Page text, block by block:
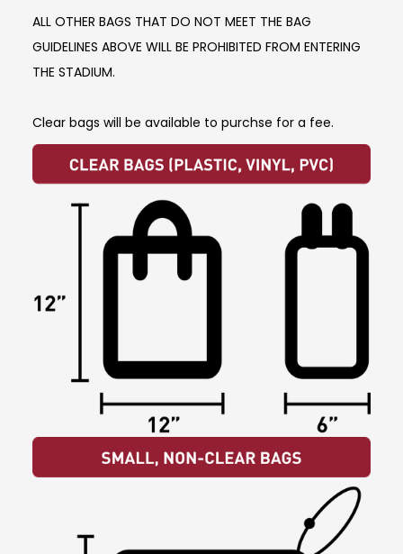
ALL OTHER BAGS THAT DO NOT MEET THE BAG
GUIDELINES ABOVE WILL BE PROHIBITED FROM ENTERING
THE STADIUM.
Clear bags will be available to purchse for a fee.